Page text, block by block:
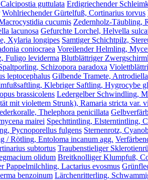
guttulata Erdigriechender
Wohlriechender Gürtelfuß, Cortinarius torvus
cucumis Zedernholz-Täubling,
lacunosa Gefurchte Lorchel, Helvella
Xylaria longipes Samtiger Schichtpilz,
coniocraea Voreilender Helmling,
Fuligo leviderma Blutblättriger
Schizopora paradoxa
leptocephalus Gilbende Tramete,
Klebriger Saftling, Hygrocybe
brassicolens Ledergelber Schwindling,
mit violettem Strunk), Ramaria stricta var.
Thelephora penicillata
mairei Spechttintling, Elsterntintling,
Pycnoporellus fulgens Sternenrotz,
/ Rötling, Entoloma incanum agg.
subtortus Traubenstieliger
olidum Breitknolliger Klumpfuß,
Pappelmilchling, Lactarius evosmus
benzoinum Lärchenritterling,